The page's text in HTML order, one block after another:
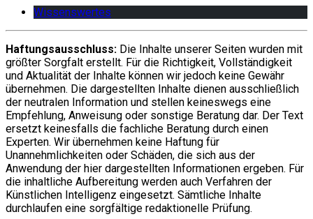
Wissenswertes
Haftungsausschluss: Die Inhalte unserer Seiten wurden mit
größter Sorgfalt erstellt. Für die Richtigkeit, Vollständigkeit
und Aktualität der Inhalte können wir jedoch keine Gewähr
übernehmen. Die dargestellten Inhalte dienen ausschließlich
der neutralen Information und stellen keineswegs eine
Empfehlung, Anweisung oder sonstige Beratung dar. Der Text
ersetzt keinesfalls die fachliche Beratung durch einen
Experten. Wir übernehmen keine Haftung für
Unannehmlichkeiten oder Schäden, die sich aus der
Anwendung der hier dargestellten Informationen ergeben. Für
die inhaltliche Aufbereitung werden auch Verfahren der
Künstlichen Intelligenz eingesetzt. Sämtliche Inhalte
durchlaufen eine sorgfältige redaktionelle Prüfung.